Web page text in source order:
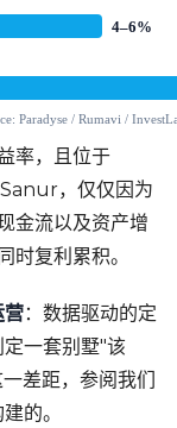
率，且位于
，仅仅因为
金流以及资产增
复利累积。
营：数据驱动的定
一套别墅"该
差距，参阅我们
的。